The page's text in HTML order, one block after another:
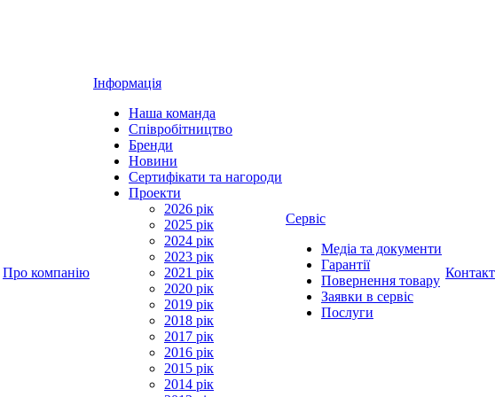
Про компанію
Інформація
Наша команда
Співробітництво
Бренди
Новини
Сертифікати та нагороди
Проекти
2026 рік
2025 рік
2024 рік
2023 рік
2021 рік
2020 рік
2019 рік
2018 рік
2017 рік
2016 рік
2015 рік
2014 рік
Сервіс
Медіа та документи
Гарантії
Повернення товару
Заявки в сервіс
Послуги